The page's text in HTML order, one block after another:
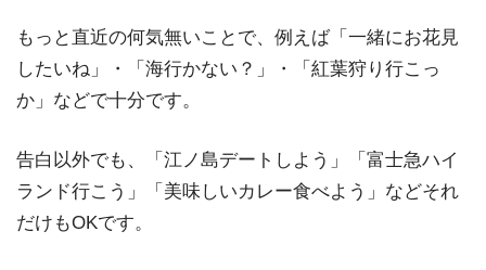
もっと直近の何気無いことで、例えば「一緒にお花見
したいね」・「海行かない？」・「紅葉狩り行こっ
か」などで十分です。
告白以外でも、「江ノ島デートしよう」「富士急ハイ
ランド行こう」「美味しいカレー食べよう」などそれ
だけもOKです。